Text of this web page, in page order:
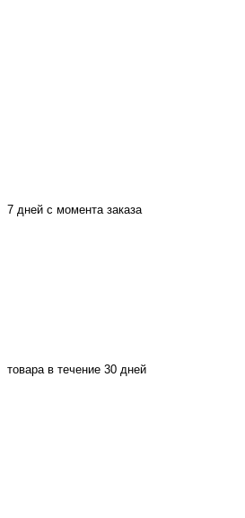
7 дней с момента заказа
товара в течение 30 дней